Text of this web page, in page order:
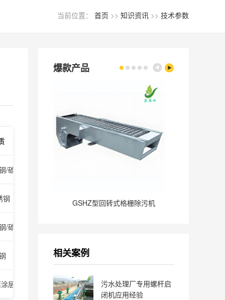
当前位置： 首页 >> 知识资讯 >> 技术参数
备注
/碳钢
钢 中等流量，耐腐蚀性强
/碳钢
精细格栅，适用于高悬浮物水质
层 工业废水处理常用
爆款产品
GSHZ型回转式格栅除污机
相关案例
污水处理厂专用螺杆启
闭机应用经验